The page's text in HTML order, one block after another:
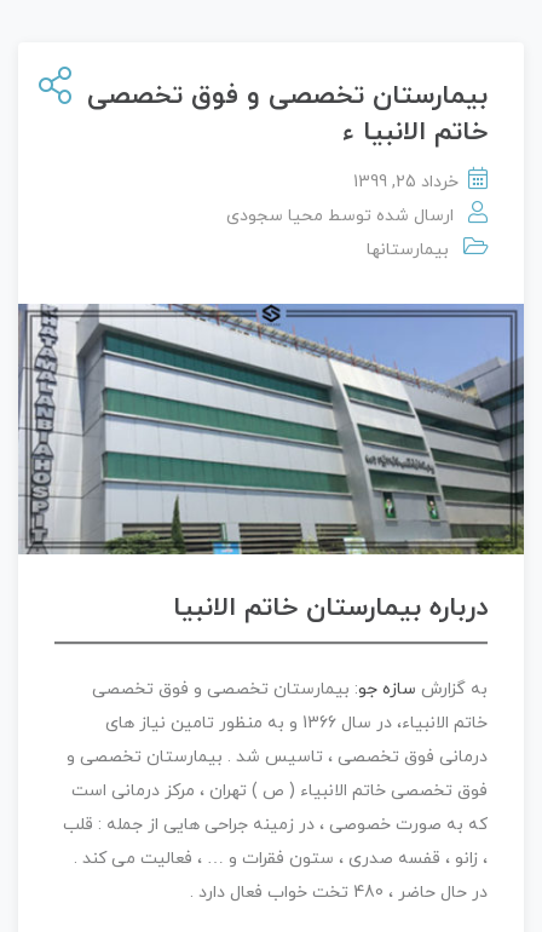
بیمارستان تخصصی و فوق تخصصی
خاتم الانبیا ء
خرداد 25, 1399
ارسال شده توسط محیا سجودی
بیمارستانها
درباره بیمارستان خاتم الانبیا
به گزارش سازه جو: بیمارستان تخصصی و فوق تخصصی
خاتم الانبیاء، در سال 1366 و به منظور تامین نیاز های
درمانی فوق تخصصی ، تاسیس شد . بیمارستان تخصصی و
فوق تخصصی خاتم الانبیاء ( ص ) تهران ، مرکز درمانی است
که به صورت خصوصی ، در زمینه جراحی هایی از جمله : قلب
، زانو ، قفسه صدری ، ستون فقرات و … ، فعالیت می کند .
در حال حاضر ، 480 تخت خواب فعال دارد .